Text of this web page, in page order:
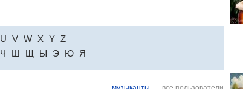
U V W X Y Z
Ч Ш Щ Ы Э Ю Я